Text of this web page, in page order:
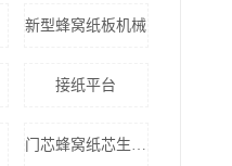
新型蜂窝纸板机械
接纸平台
门芯蜂窝纸芯生产线